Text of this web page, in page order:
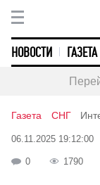
НОВОСТИ ГАЗЕТА
Газета СНГ
06.11.2025 19:12:00
0 1790